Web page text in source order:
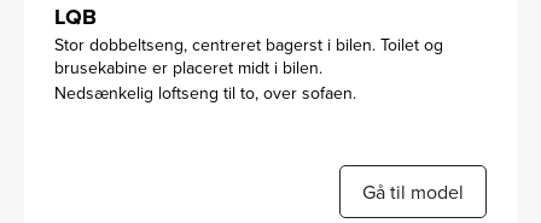
LQB
Stor dobbeltseng, centreret bagerst i bilen. Toilet og
brusekabine er placeret midt i bilen.
Nedsænkelig loftseng til to, over sofaen.
Gå til model